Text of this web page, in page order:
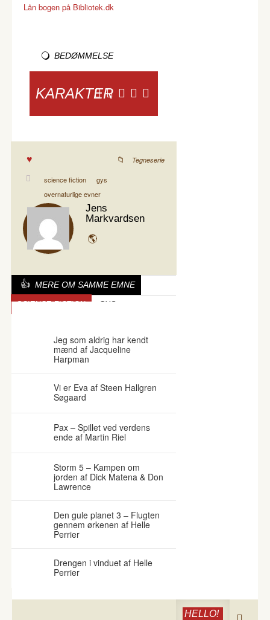
Lån bogen på Bibliotek.dk
BEDØMMELSE
KARAKTER
Tegneserie
science fiction
gys
overnaturlige evner
Jens
Markvardsen
MERE OM SAMME EMNE
SCIENCE FICTION GYS
Jeg som aldrig har kendt
mænd af Jacqueline
Harpman
Vi er Eva af Steen Hallgren
Søgaard
Pax – Spillet ved verdens
ende af Martin Riel
Storm 5 – Kampen om
jorden af Dick Matena & Don
Lawrence
Den gule planet 3 – Flugten
gennem ørkenen af Helle
Perrier
Drengen i vinduet af Helle
Perrier
HELLO!